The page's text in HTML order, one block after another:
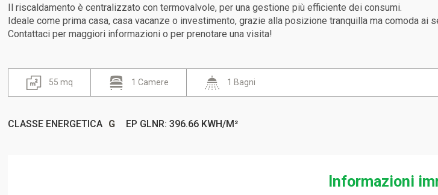
Il riscaldamento è centralizzato con termovalvole, per una gestione più efficiente dei consumi.
Ideale come prima casa, casa vacanze o investimento, grazie alla posizione tranquilla ma comoda ai
Contattaci per maggiori informazioni o per prenotare una visita!
55 mq 1 Camere 1 Bagni
CLASSE ENERGETICA G EP GLNR: 396.66 KWH/M²
Informazioni